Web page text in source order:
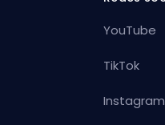
YouTube
TikTok
Instagram